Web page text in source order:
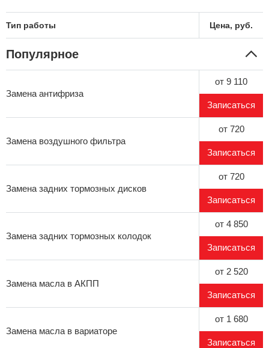
Тип работы Цена, руб.
Популярное
Замена антифриза
от 9 110
Записаться
Замена воздушного фильтра
от 720
Записаться
Замена задних тормозных дисков
от 720
Записаться
Замена задних тормозных колодок
от 4 850
Записаться
Замена масла в АКПП
от 2 520
Записаться
Замена масла в вариаторе
от 1 680
Записаться